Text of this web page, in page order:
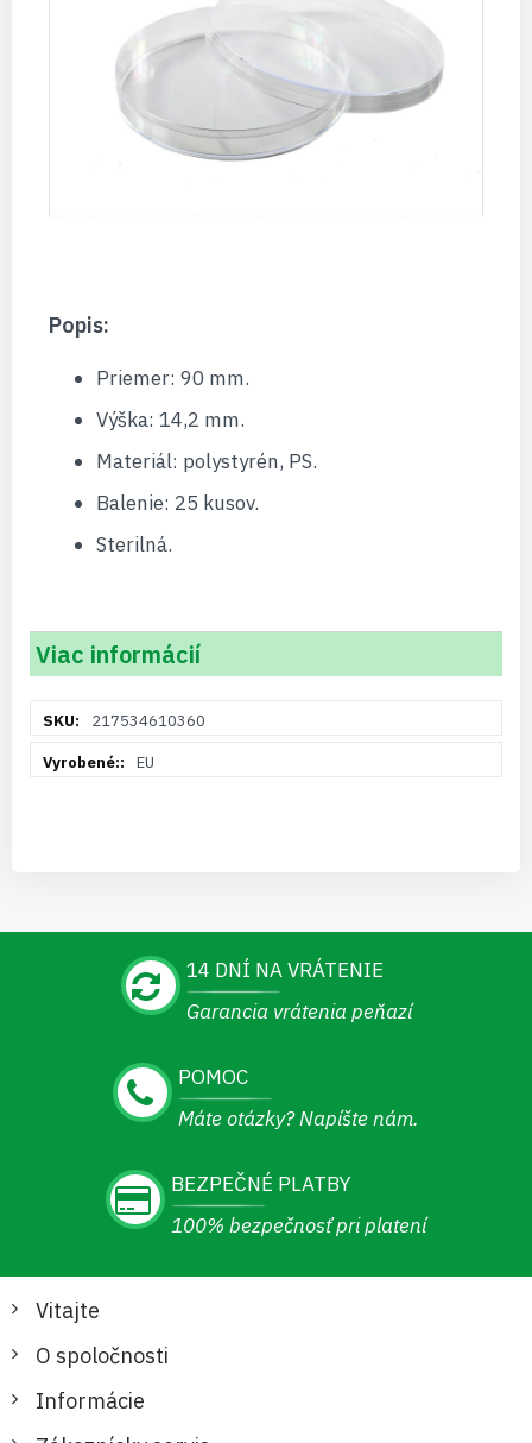
Popis:
Priemer: 90 mm.
Výška: 14,2 mm.
Materiál: polystyrén, PS.
Balenie: 25 kusov.
Sterilná.
Viac informácií
informácií217534610360
EU
14 DNÍ NA VRÁTENIE
Garancia vrátenia peňazí
POMOC
Máte otázky? Napíšte nám.
BEZPEČNÉ PLATBY
100% bezpečnosť pri platení
Vitajte
O spoločnosti
Informácie